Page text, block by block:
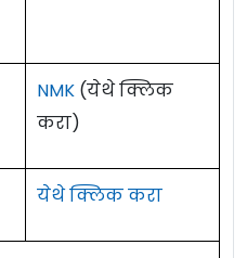
NMK (येथे क्लिक
करा)
येथे क्लिक करा